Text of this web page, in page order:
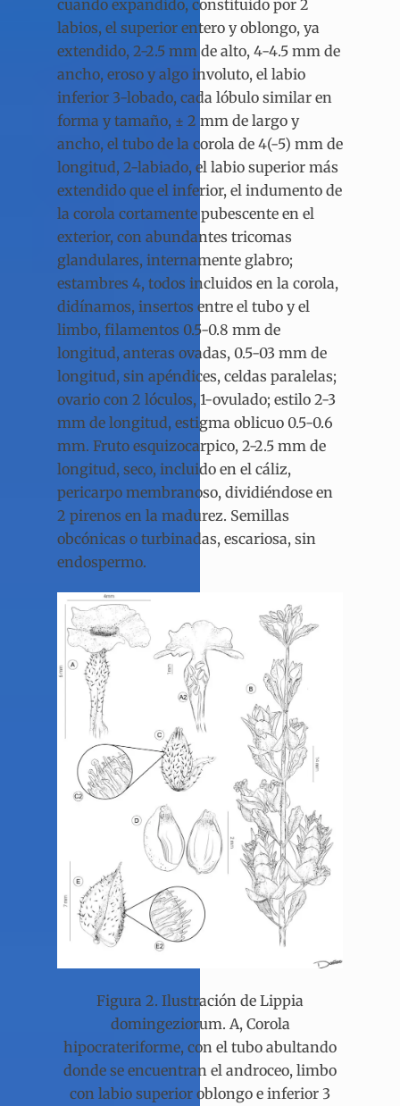
cuando expandido, constituido por 2
labios, el superior entero y oblongo, ya
extendido, 2-2.5 mm de alto, 4-4.5 mm de
ancho, eroso y algo involuto, el labio
inferior 3-lobado, cada lóbulo similar en
forma y tamaño, ± 2 mm de largo y
ancho, el tubo de la corola de 4(-5) mm de
longitud, 2-labiado, el labio superior más
extendido que el inferior, el indumento de
la corola cortamente pubescente en el
exterior, con abundantes tricomas
glandulares, internamente glabro;
estambres 4, todos incluidos en la corola,
didínamos, insertos entre el tubo y el
limbo, filamentos 0.5-0.8 mm de
longitud, anteras ovadas, 0.5-03 mm de
longitud, sin apéndices, celdas paralelas;
ovario con 2 lóculos, 1-ovulado; estilo 2-3
mm de longitud, estigma oblicuo 0.5-0.6
mm. Fruto esquizocarpico, 2-2.5 mm de
longitud, seco, incluido en el cáliz,
pericarpo membranoso, dividiéndose en
2 pirenos en la madurez. Semillas
obcónicas o turbinadas, escariosa, sin
endospermo.
Figura 2. Ilustración de Lippia
domingeziorum. A, Corola
hipocrateriforme, con el tubo abultando
donde se encuentran el androceo, limbo
con labio superior oblongo e inferior 3